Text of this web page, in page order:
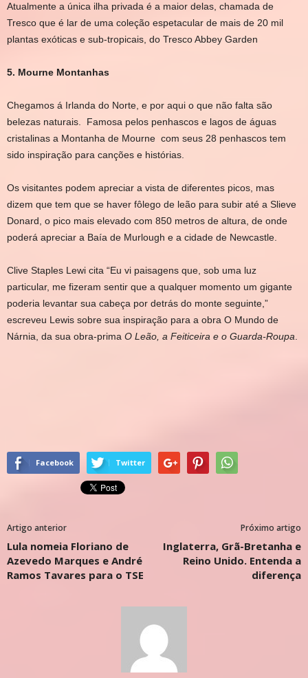
Atualmente a única ilha privada é a maior delas, chamada de
Tresco que é lar de uma coleção espetacular de mais de 20 mil
plantas exóticas e sub-tropicais, do Tresco Abbey Garden
5. Mourne Montanhas
Chegamos á Irlanda do Norte, e por aqui o que não falta são
belezas naturais. Famosa pelos penhascos e lagos de águas
cristalinas a Montanha de Mourne com seus 28 penhascos tem
sido inspiração para canções e histórias.
Os visitantes podem apreciar a vista de diferentes picos, mas
dizem que tem que se haver fôlego de leão para subir até a Slieve
Donard, o pico mais elevado com 850 metros de altura, de onde
poderá apreciar a Baía de Murlough e a cidade de Newcastle.
Clive Staples Lewi cita “Eu vi paisagens que, sob uma luz
particular, me fizeram sentir que a qualquer momento um gigante
poderia levantar sua cabeça por detrás do monte seguinte,”
escreveu Lewis sobre sua inspiração para a obra O Mundo de
Nárnia, da sua obra-prima O Leão, a Feiticeira e o Guarda-Roupa
Facebook Twitter
Artigo anterior
Lula nomeia Floriano de
Azevedo Marques e André
Ramos Tavares para o TSE
Próximo artigo
Inglaterra, Grã-Bretanha e
Reino Unido. Entenda a
diferença